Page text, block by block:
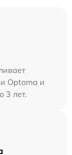
Optoma и
3 лет.